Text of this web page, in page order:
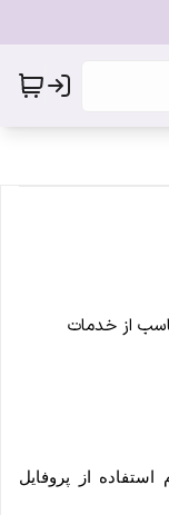
از خدمات
از پروفایل